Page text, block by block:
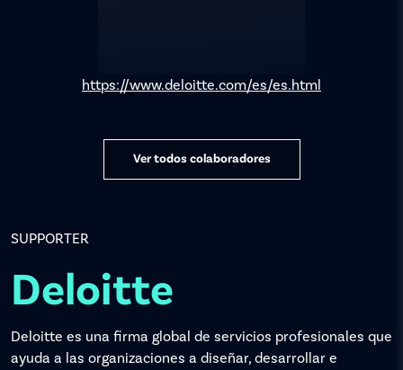
https://www.deloitte.com/es/es.html
Ver todos colaboradores
SUPPORTER
Deloitte
Deloitte es una firma global de servicios profesionales que
ayuda a las organizaciones a diseñar, desarrollar e